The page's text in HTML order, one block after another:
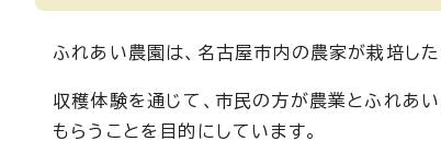
ふれあい農園は、名古屋市内の農家が栽培した
収穫体験を通じて、市民の方が農業とふれあ
もらうことを目的にしています。